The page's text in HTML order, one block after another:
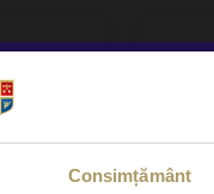
Consimțământ